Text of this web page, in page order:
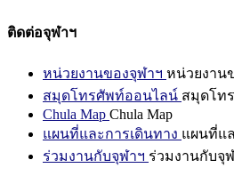
ติดต่อจุฬาฯ
หน่วยงานของจุฬาฯ หน่วยงาน
สมุดโทรศัพท์ออนไลน์ สมุดโท
Chula Map Chula Map
แผนที่และการเดินทาง แผนที่แ
ร่วมงานกับจุฬาฯ ร่วมงานกับจุ